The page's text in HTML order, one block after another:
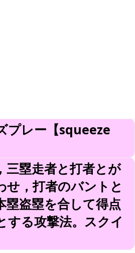
プレー【squeeze
三塁走者と打者とが
せ，打者のバントと
塁盗塁を合して得点
する攻撃法。スクイ